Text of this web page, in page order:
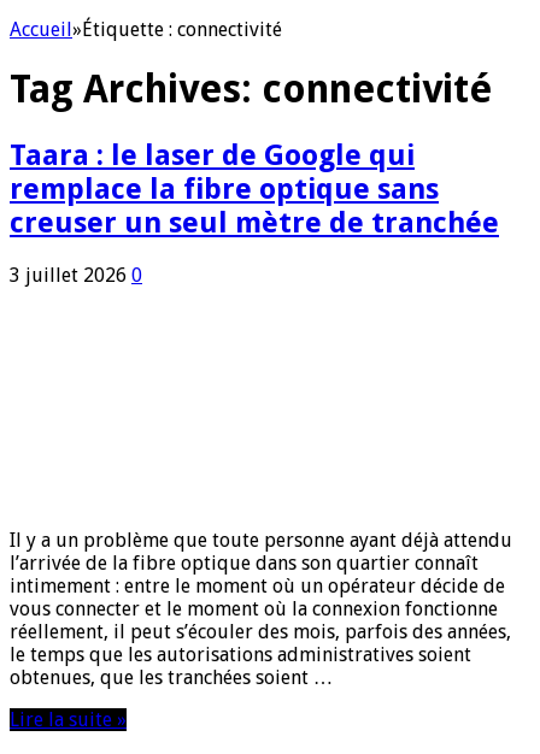
Accueil»Étiquette : connectivité
Tag Archives: connectivité
Taara : le laser de Google qui
remplace la fibre optique sans
creuser un seul mètre de tranchée
3 juillet 2026 0
Il y a un problème que toute personne ayant déjà attendu
l’arrivée de la fibre optique dans son quartier connaît
intimement : entre le moment où un opérateur décide de
vous connecter et le moment où la connexion fonctionne
réellement, il peut s’écouler des mois, parfois des années,
le temps que les autorisations administratives soient
obtenues, que les tranchées soient …
Lire la suite »